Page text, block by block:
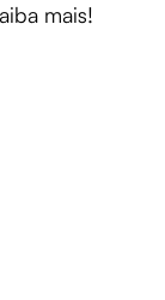
mais!